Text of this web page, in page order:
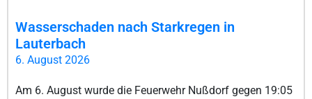
Wasserschaden nach Starkregen in
Lauterbach
6. August 2026
Am 6. August wurde die Feuerwehr Nußdorf gegen 19:05